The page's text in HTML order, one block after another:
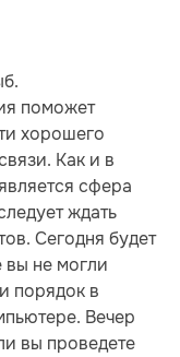
поможет
хорошего
Как и в
сфера
ждать
Сегодня будет
вы не могли
порядок в
Вечер
вы проведете